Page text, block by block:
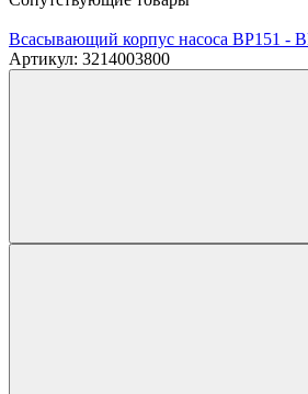
Всасывающий корпус насоса BP151 -
Артикул: 3214003800